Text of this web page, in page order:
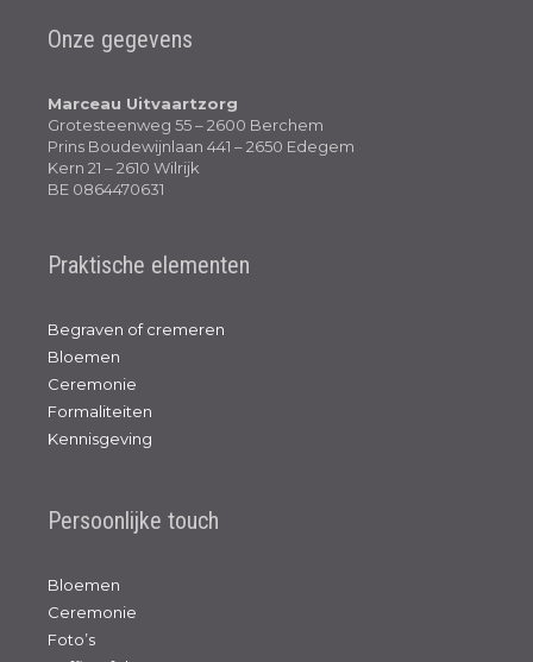
Onze gegevens
Marceau Uitvaartzorg
Grotesteenweg 55 – 2600 Berchem
Prins Boudewijnlaan 441 – 2650 Edegem
Kern 21 – 2610 Wilrijk
BE 0864470631
Praktische elementen
Begraven of cremeren
Bloemen
Ceremonie
Formaliteiten
Kennisgeving
Persoonlijke touch
Bloemen
Ceremonie
Foto’s